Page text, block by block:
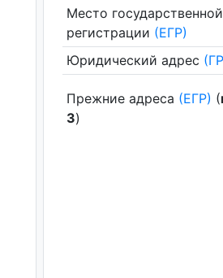
Место государственной
регистрации (ЕГР)
Юридический адрес
Прежние адреса (ЕГР) (
3)